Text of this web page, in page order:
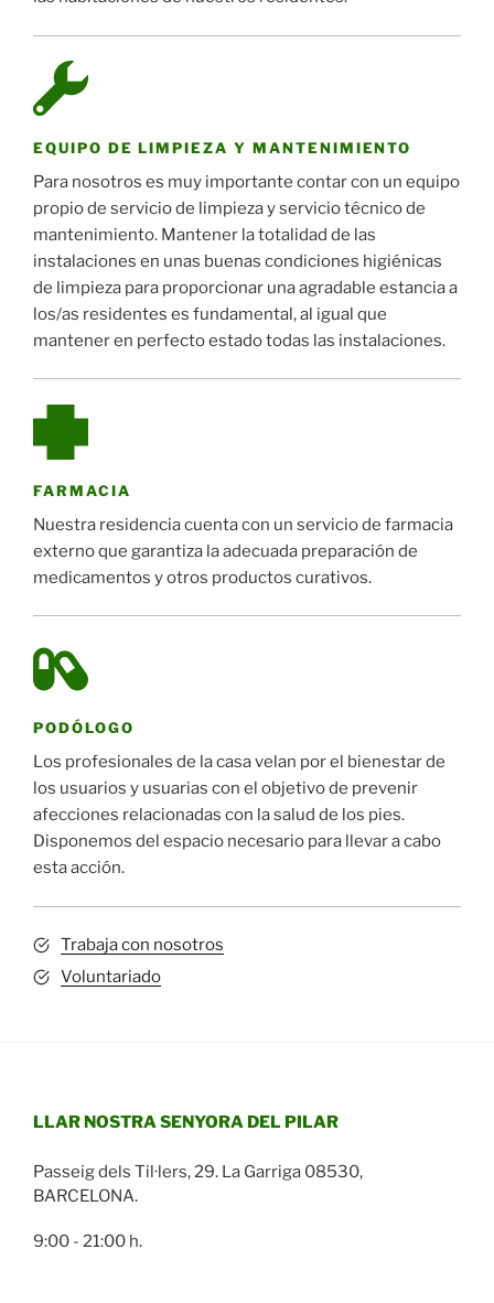
EQUIPO DE LIMPIEZA Y MANTENIMIENTO
Para nosotros es muy importante contar con un equipo
propio de servicio de limpieza y servicio técnico de
mantenimiento. Mantener la totalidad de las
instalaciones en unas buenas condiciones higiénicas
de limpieza para proporcionar una agradable estancia a
los/as residentes es fundamental, al igual que
mantener en perfecto estado todas las instalaciones.
FARMACIA
Nuestra residencia cuenta con un servicio de farmacia
externo que garantiza la adecuada preparación de
medicamentos y otros productos curativos.
PODÓLOGO
Los profesionales de la casa velan por el bienestar de
los usuarios y usuarias con el objetivo de prevenir
afecciones relacionadas con la salud de los pies.
Disponemos del espacio necesario para llevar a cabo
esta acción.
Trabaja con nosotros
Voluntariado
LLAR NOSTRA SENYORA DEL PILAR
Passeig dels Til·lers, 29. La Garriga 08530,
BARCELONA.
9:00 - 21:00 h.